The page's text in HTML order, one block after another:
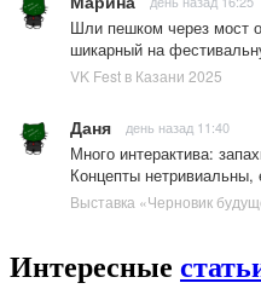
Шли пешком через мост
шикарный на
VK Fest в Казани 2025
Даня день назад 11:40
Много интерактива:
Концепты нетривиальны,
Выставка «Черновик
Интересные